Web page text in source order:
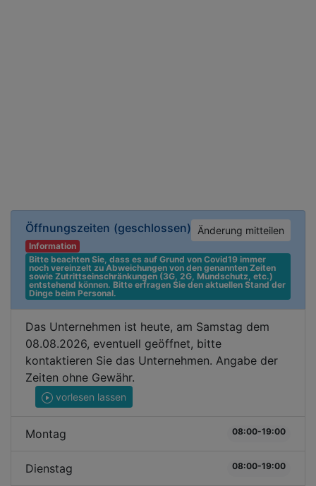
Öffnungszeiten (geschlossen) Änderung mitteilen
Information
Bitte beachten Sie, dass es auf Grund von Covid19 immer
noch vereinzelt zu Abweichungen von den genannten Zeiten
sowie Zutrittseinschränkungen (3G, 2G, Mundschutz, etc.)
entstehend können. Bitte erfragen Sie den aktuellen Stand der
Dinge beim Personal.
Das Unternehmen ist heute, am Samstag dem
08.08.2026, eventuell geöffnet, bitte
kontaktieren Sie das Unternehmen. Angabe der
Zeiten ohne Gewähr.
vorlesen lassen
Montag 08:00-19:00
Dienstag 08:00-19:00